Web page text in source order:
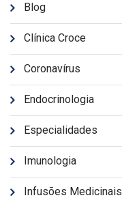
Blog
Clínica Croce
Coronavírus
Endocrinologia
Especialidades
Imunologia
Infusões Medicinais